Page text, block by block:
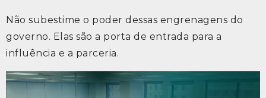
Não subestime o poder dessas engrenagens do
governo. Elas são a porta de entrada para a
influência e a parceria.